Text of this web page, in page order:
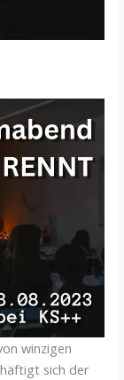
winzigen
sich der